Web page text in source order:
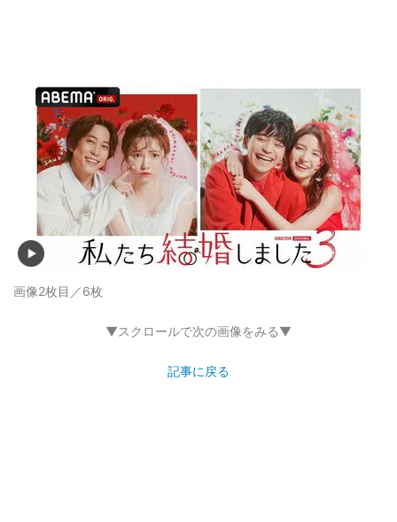
画像2枚目／6枚
▼スクロールで次の画像をみる▼
記事に戻る